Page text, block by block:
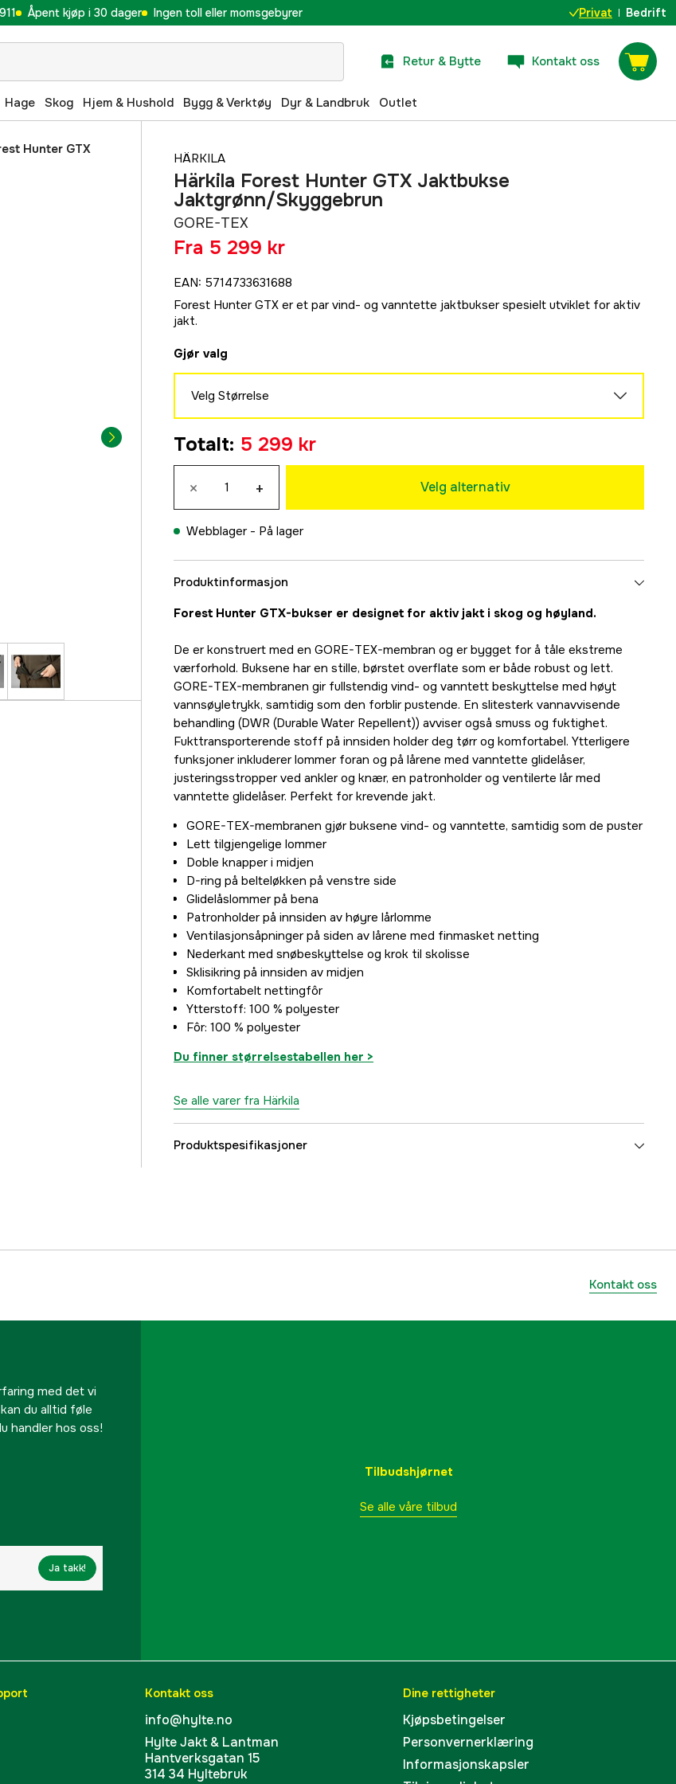
Åpent kjøp i 30 dager Ingen toll eller momsgebyrer Privat Bedrift
Retur & Bytte Kontakt oss
Hage Skog Hjem & Hushold Bygg & Verktøy Dyr & Landbruk Outlet
Hunter GTX
HÄRKILA
Härkila Forest Hunter GTX Jaktbukse
Jaktgrønn/Skyggebrun
GORE-TEX
Fra 5 299 kr
EAN: 5714733631688
Forest Hunter GTX er et par vind- og vanntette jaktbukser spesielt utviklet for aktiv
jakt.
Gjør valg
Velg Størrelse
5 299 kr
5 299 kr
5 299 kr
52/32
5 299 kr
54/32
56/32
5 299 kr
58/32
5 299 kr
60/32
5 299 kr
50/30
5 299 kr
52/30
5 299 kr
54/30
5 299 kr
56/30
5 299 kr
Totalt: 5 299 kr
× + Velg alternativ
Webblager - På lager
Produktinformasjon
Forest Hunter GTX-bukser er designet for aktiv jakt i skog og høyland.
De er konstruert med en GORE-TEX-membran og er bygget for å tåle ekstreme
værforhold. Buksene har en stille, børstet overflate som er både robust og lett.
GORE-TEX-membranen gir fullstendig vind- og vanntett beskyttelse med høyt
vannsøyletrykk, samtidig som den forblir pustende. En slitesterk vannavvisende
behandling (DWR (Durable Water Repellent)) avviser også smuss og fuktighet.
Fukttransporterende stoff på innsiden holder deg tørr og komfortabel. Ytterligere
funksjoner inkluderer lommer foran og på lårene med vanntette glidelåser,
justeringsstropper ved ankler og knær, en patronholder og ventilerte lår med
vanntette glidelåser. Perfekt for krevende jakt.
GORE-TEX-membranen gjør buksene vind- og vanntette, samtidig som de puster
Lett tilgjengelige lommer
Doble knapper i midjen
D-ring på belteløkken på venstre side
Glidelåslommer på bena
Patronholder på innsiden av høyre lårlomme
Ventilasjonsåpninger på siden av lårene med finmasket netting
Nederkant med snøbeskyttelse og krok til skolisse
Sklisikring på innsiden av midjen
Komfortabelt nettingfôr
Ytterstoff: 100 % polyester
Fôr: 100 % polyester
Du finner størrelsestabellen her >
Se alle varer fra Härkila
Produktspesifikasjoner
Kontakt oss
med det vi
du alltid føle
handler hos oss!
Ja takk!
Tilbudshjørnet
Se alle våre tilbud
Kontakt oss
info@hylte.no
Hylte Jakt & Lantman
Hantverksgatan 15
314 34 Hyltebruk
Dine rettigheter
Kjøpsbetingelser
Personvernerklæring
Informasjonskapsler